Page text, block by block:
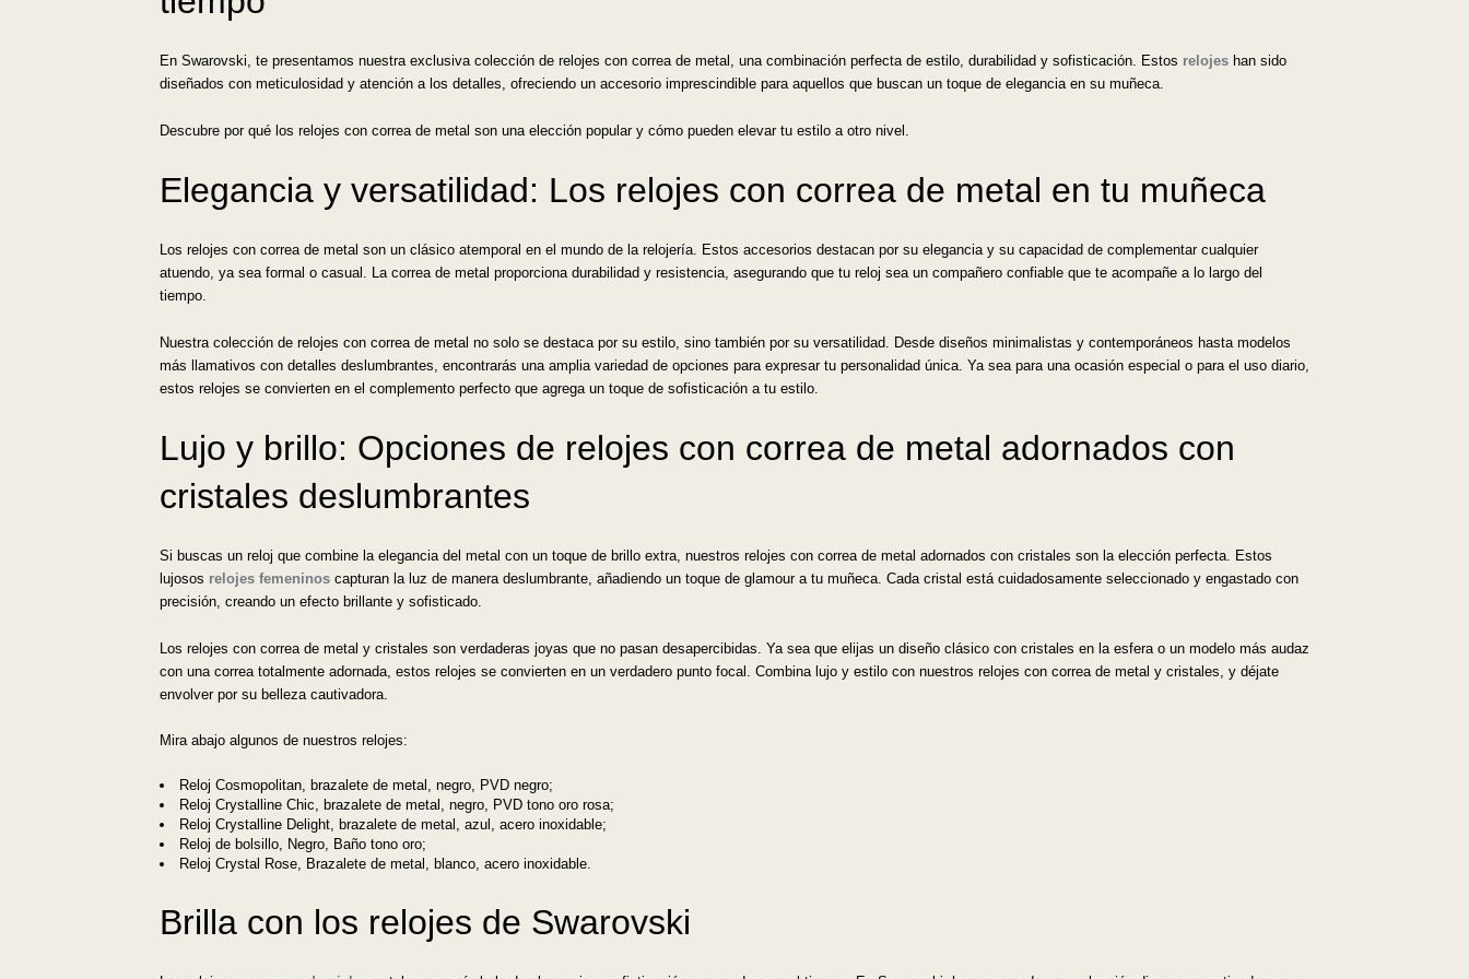
En Swarovski, te presentamos nuestra exclusiva colección de relojes con correa de metal, una combinación perfecta de estilo, durabilidad y sofisticación. Estos relojeshan sido
diseñados con meticulosidad y atención a los detalles, ofreciendo un accesorio imprescindible para aquellos que buscan un toque de elegancia en su muñeca.
Descubre por qué los relojes con correa de metal son una elección popular y cómo pueden elevar tu estilo a otro nivel.
Elegancia y versatilidad: Los relojes con correa de metal en tu muñeca
Los relojes con correa de metal son un clásico atemporal en el mundo de la relojería. Estos accesorios destacan por su elegancia y su capacidad de complementar cualquier
atuendo, ya sea formal o casual. La correa de metal proporciona durabilidad y resistencia, asegurando que tu reloj sea un compañero confiable que te acompañe a lo largo del
tiempo.
Nuestra colección de relojes con correa de metal no solo se destaca por su estilo, sino también por su versatilidad. Desde diseños minimalistas y contemporáneos hasta modelos
más llamativos con detalles deslumbrantes, encontrarás una amplia variedad de opciones para expresar tu personalidad única. Ya sea para una ocasión especial o para el uso diario,
estos relojes se convierten en el complemento perfecto que agrega un toque de sofisticación a tu estilo.
Lujo y brillo: Opciones de relojes con correa de metal adornados con
cristales deslumbrantes
Si buscas un reloj que combine la elegancia del metal con un toque de brillo extra, nuestros relojes con correa de metal adornados con cristales son la elección perfecta. Estos
lujosos relojes femeninoscapturan la luz de manera deslumbrante, añadiendo un toque de glamour a tu muñeca. Cada cristal está cuidadosamente seleccionado y engastado con
precisión, creando un efecto brillante y sofisticado.
Los relojes con correa de metal y cristales son verdaderas joyas que no pasan desapercibidas. Ya sea que elijas un diseño clásico con cristales en la esfera o un modelo más audaz
con una correa totalmente adornada, estos relojes se convierten en un verdadero punto focal. Combina lujo y estilo con nuestros relojes con correa de metal y cristales, y déjate
envolver por su belleza cautivadora.
Mira abajo algunos de nuestros relojes:
Reloj Cosmopolitan, brazalete de metal, negro, PVD negro;
Reloj Crystalline Chic, brazalete de metal, negro, PVD tono oro rosa;
Reloj Crystalline Delight, brazalete de metal, azul, acero inoxidable;
Reloj de bolsillo, Negro, Baño tono oro;
Reloj Crystal Rose, Brazalete de metal, blanco, acero inoxidable.
Brilla con los relojes de Swarovski